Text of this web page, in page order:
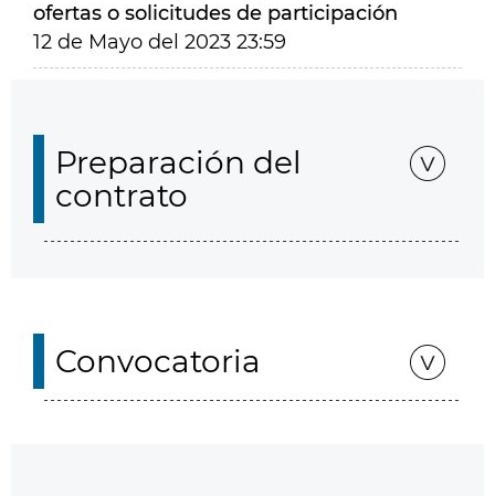
ofertas o solicitudes de participación
12 de Mayo del 2023 23:59
Preparación del
contrato
Convocatoria